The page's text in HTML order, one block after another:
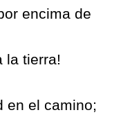
encima de
la tierra!
en el camino;